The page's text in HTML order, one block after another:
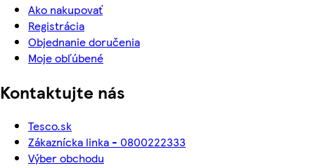
Ako nakupovať
Registrácia
Objednanie doručenia
Moje obľúbené
Kontaktujte nás
Tesco.sk
Zákaznícka linka - 0800222333
Výber obchodu